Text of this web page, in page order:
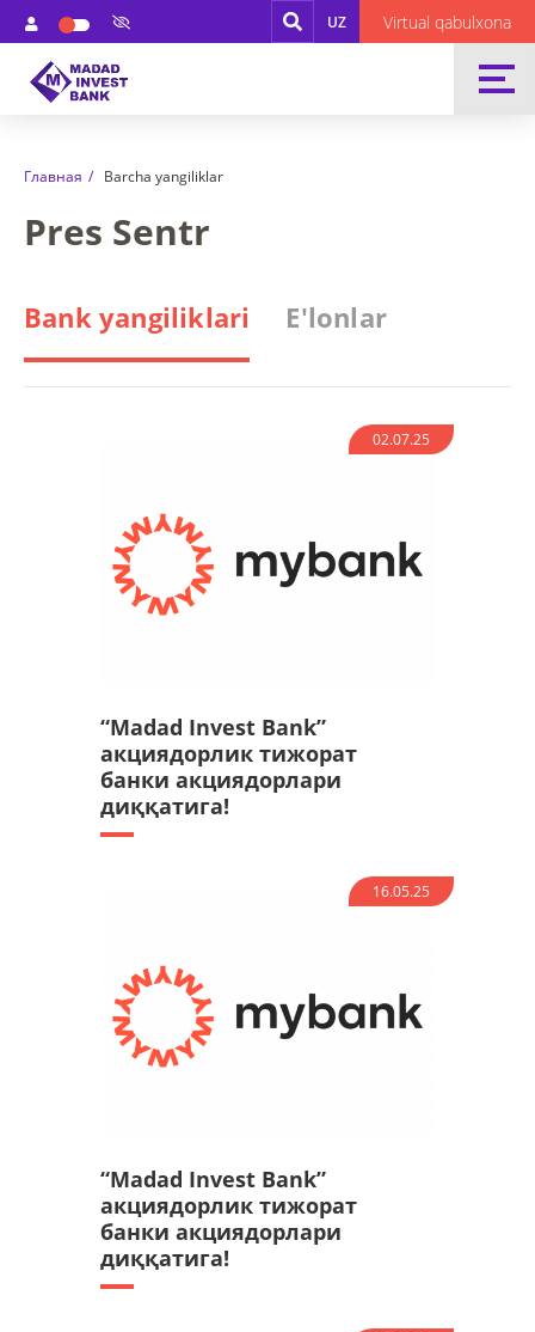
UZ Virtual qabulxona
Главная Barcha yangiliklar
Pres Sentr
Bank yangiliklari E'lonlar
02.07.25
“Madad Invest Bank”
акциядорлик тижорат
банки акциядорлари
диққатига!
16.05.25
“Madad Invest Bank”
акциядорлик тижорат
банки акциядорлари
диққатига!